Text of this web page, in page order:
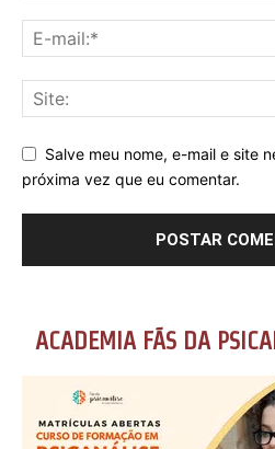
Salve meu nome, e-mail e site
próxima vez que eu comentar.
ACADEMIA FÃS DA